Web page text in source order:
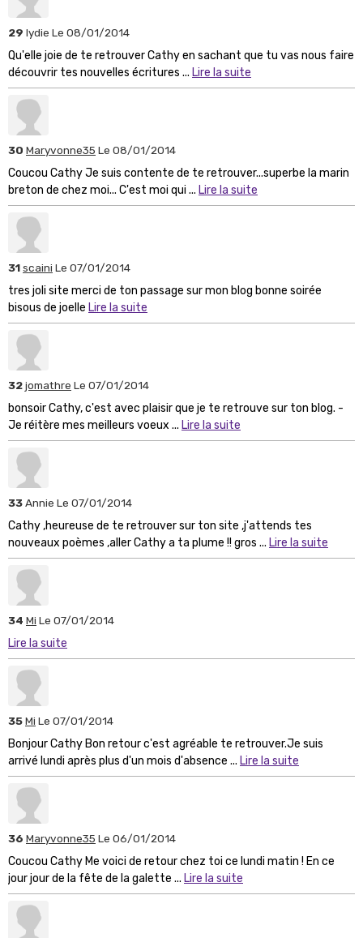
29 lydie Le 08/01/2014
Qu'elle joie de te retrouver Cathy en sachant que tu vas nous faire
découvrir tes nouvelles écritures ... Lire la suite
30 Maryvonne35 Le 08/01/2014
Coucou Cathy Je suis contente de te retrouver...superbe la marin
breton de chez moi... C'est moi qui ... Lire la suite
31scaini Le 07/01/2014
tres joli site merci de ton passage sur mon blog bonne soirée
bisous de joelle Lire la suite
32jomathre Le 07/01/2014
bonsoir Cathy, c'est avec plaisir que je te retrouve sur ton blog. -
Je réitère mes meilleurs voeux ... Lire la suite
33Annie Le 07/01/2014
Cathy ,heureuse de te retrouver sur ton site ,j'attends tes
nouveaux poèmes ,aller Cathy a ta plume !! gros ... Lire la suite
34 Mi Le 07/01/2014
Lire la suite
35Mi Le 07/01/2014
Bonjour Cathy Bon retour c'est agréable te retrouver.Je suis
arrivé lundi après plus d'un mois d'absence ... Lire la suite
36 Maryvonne35 Le 06/01/2014
Coucou Cathy Me voici de retour chez toi ce lundi matin ! En ce
jour jour de la fête de la galette ... Lire la suite